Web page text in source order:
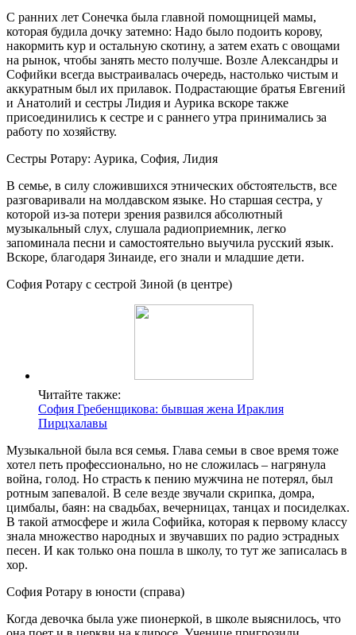
С ранних лет Сонечка была главной помощницей мамы,
которая будила дочку затемно: Надо было подоить корову,
накормить кур и остальную скотину, а затем ехать с овощами
на рынок, чтобы занять место получше. Возле Александры и
Софийки всегда выстраивалась очередь, настолько чистым и
аккуратным был их прилавок. Подрастающие братья Евгений
и Анатолий и сестры Лидия и Аурика вскоре также
присоединились к сестре и с раннего утра принимались за
работу по хозяйству.
Сестры Ротару: Аурика, София, Лидия
В семье, в силу сложившихся этнических обстоятельств, все
разговаривали на молдавском языке. Но старшая сестра, у
которой из-за потери зрения развился абсолютный
музыкальный слух, слушала радиоприемник, легко
запоминала песни и самостоятельно выучила русский язык.
Вскоре, благодаря Зинаиде, его знали и младшие дети.
София Ротару с сестрой Зиной (в центре)
Читайте также:
София Гребенщикова: бывшая жена Ираклия
Пирцхалавы
Музыкальной была вся семья. Глава семьи в свое время тоже
хотел петь профессионально, но не сложилась – нагрянула
война, голод. Но страсть к пению мужчина не потерял, был
ротным запевалой. В селе везде звучали скрипка, домра,
цимбалы, баян: на свадьбах, вечерницах, танцах и посиделках.
В такой атмосфере и жила Софийка, которая к первому классу
знала множество народных и звучавших по радио эстрадных
песен. И как только она пошла в школу, то тут же записалась в
хор.
София Ротару в юности (справа)
Когда девочка была уже пионеркой, в школе выяснилось, что